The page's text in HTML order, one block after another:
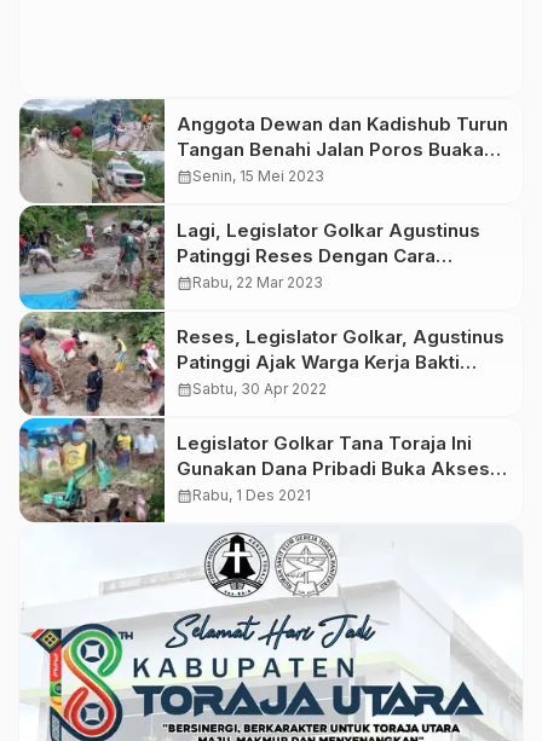
Anggota Dewan dan Kadishub Turun
Tangan Benahi Jalan Poros Buakayu
– Rano yang Nyaris Putus
calendar_monthSenin, 15 Mei 2023
Lagi, Legislator Golkar Agustinus
Patinggi Reses Dengan Cara
Perbaiki Jalan
calendar_monthRabu, 22 Mar 2023
Reses, Legislator Golkar, Agustinus
Patinggi Ajak Warga Kerja Bakti
Timbun Jalan
calendar_monthSabtu, 30 Apr 2022
Legislator Golkar Tana Toraja Ini
Gunakan Dana Pribadi Buka Akses
ke 4 Kampung yang Terisolir Akibat
calendar_monthRabu, 1 Des 2021